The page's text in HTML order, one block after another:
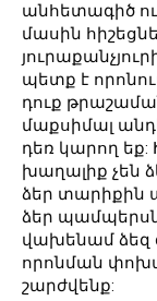
անհետագիծ ու
մասին
պետք է
դուք
մաքսիմալ
դեռ կարող եք:
խաղալիք չեն
ձեր տարիքին
ձեր
վախենամ ձեզ
որոնման
շարժվենք: